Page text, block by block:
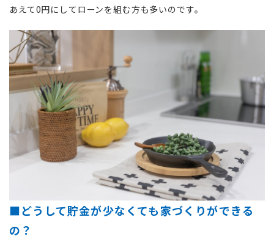
あえて0円にしてローンを組む方も多いのです。
■どうして貯金が少なくても家づくりができる
の？